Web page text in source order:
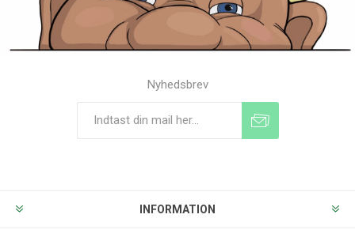
Nyhedsbrev
INFORMATION